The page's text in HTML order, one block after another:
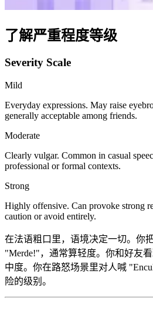
了解严重程度等级
Severity Scale
Mild
Everyday expressions. May raise
generally acceptable among friends.
Moderate
Clearly vulgar. Common in casual
professional or formal contexts.
Strong
Highly offensive. Can provoke strong
caution or avoid entirely.
在法语粗口里，语境决定一切。你
"Merde!"，通常算轻度。你和好友
中度。你在路怒场景里对人喊
险的级别。